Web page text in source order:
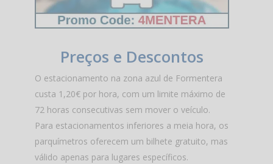
Preços e Descontos
O estacionamento na zona azul de Formentera
custa 1,20€ por hora, com um limite máximo de
72 horas consecutivas sem mover o veículo.
Para estacionamentos inferiores a meia hora, os
parquímetros oferecem um bilhete gratuito, mas
válido apenas para lugares específicos.